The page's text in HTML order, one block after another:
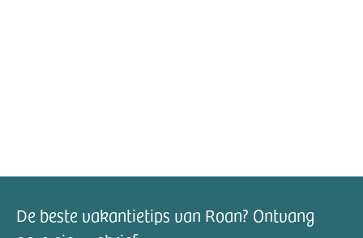
De beste vakantietips van Roan? Ontvang